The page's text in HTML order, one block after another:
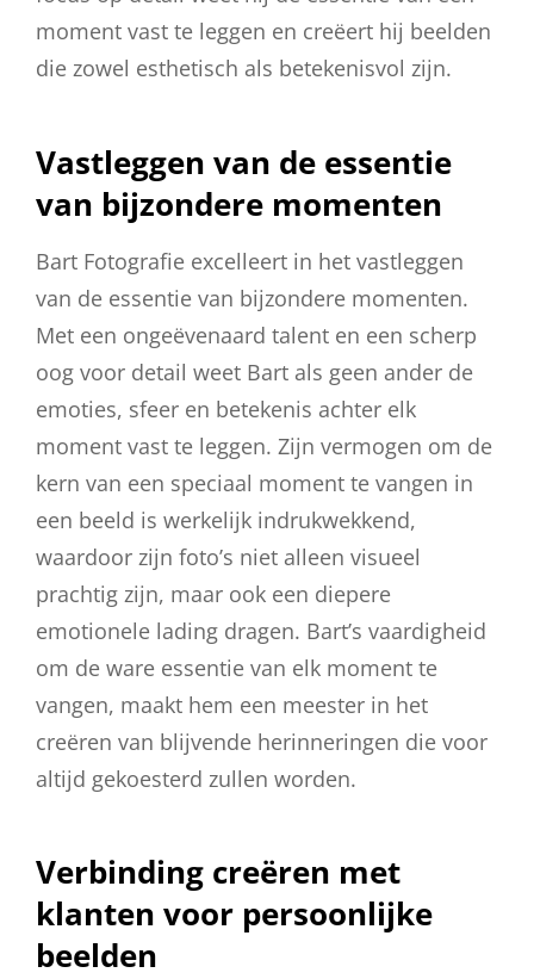
moment vast te leggen en creëert hij beelden
die zowel esthetisch als betekenisvol zijn.
Vastleggen van de essentie
van bijzondere momenten
Bart Fotografie excelleert in het vastleggen
van de essentie van bijzondere momenten.
Met een ongeëvenaard talent en een scherp
oog voor detail weet Bart als geen ander de
emoties, sfeer en betekenis achter elk
moment vast te leggen. Zijn vermogen om de
kern van een speciaal moment te vangen in
een beeld is werkelijk indrukwekkend,
waardoor zijn foto’s niet alleen visueel
prachtig zijn, maar ook een diepere
emotionele lading dragen. Bart’s vaardigheid
om de ware essentie van elk moment te
vangen, maakt hem een meester in het
creëren van blijvende herinneringen die voor
altijd gekoesterd zullen worden.
Verbinding creëren met
klanten voor persoonlijke
beelden